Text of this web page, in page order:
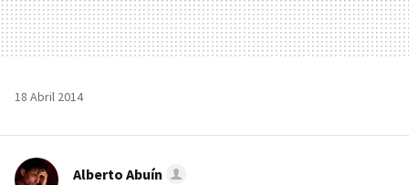
18 Abril 2014
Alberto Abuín